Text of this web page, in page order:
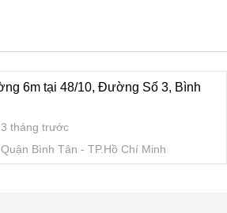
6m tại 48/10, Đường Số 3, Bình
3 tháng trước
Quận Bình Tân TP.Hồ Chí Minh